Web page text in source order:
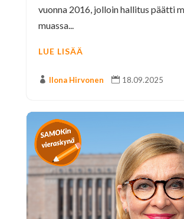
vuonna 2016, jolloin hallitus päätti
muassa...
LUE LISÄÄ
 Ilona Hirvonen  18.09.2025